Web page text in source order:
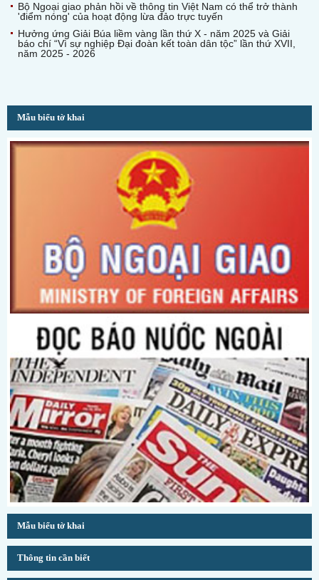
Bộ Ngoại giao phản hồi về thông tin Việt Nam có thể trở thành
'điểm nóng' của hoạt động lừa đảo trực tuyến
Hưởng ứng Giải Búa liềm vàng lần thứ X - năm 2025 và Giải
báo chí “Vì sự nghiệp Đại đoàn kết toàn dân tộc” lần thứ XVII,
năm 2025 - 2026
Mẫu biểu tờ khai
Mẫu biểu tờ khai
Thông tin cần biết